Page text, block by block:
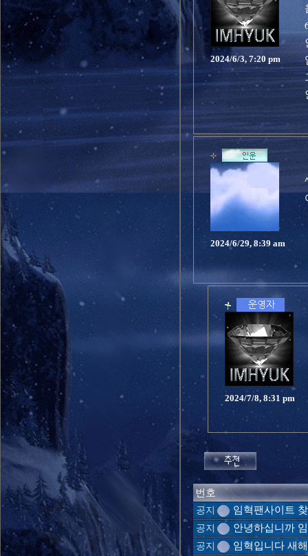
2024/6/3, 7:20 pm
2024/6/29, 8:39 am
2024/7/8, 8:31 pm
번호
공지 임혁팬사이트
공지 안녕하십니까
공지 임혁입니다 새